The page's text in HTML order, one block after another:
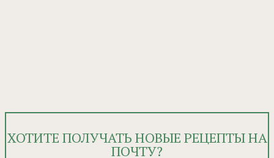
ХОТИТЕ ПОЛУЧАТЬ НОВЫЕ РЕЦЕПТЫ НА
ПОЧТУ?